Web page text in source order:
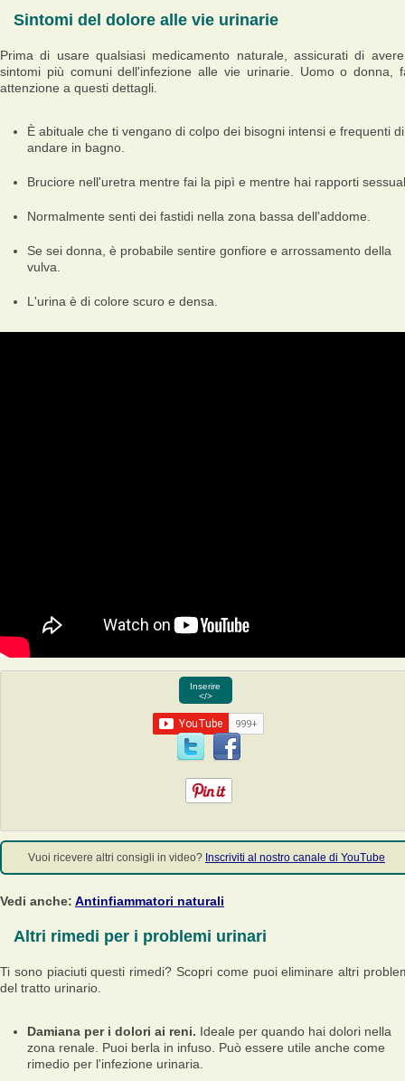
Sintomi del dolore alle vie urinarie
Prima di usare qualsiasi medicamento naturale, assicurati di
sintomi più comuni dell'infezione alle vie urinarie. Uomo o donna,
attenzione a questi dettagli.
È abituale che ti vengano di colpo dei bisogni intensi e frequenti di
andare in bagno.
Bruciore nell'uretra mentre fai la pipì e mentre hai rapporti
Normalmente senti dei fastidi nella zona bassa dell'addome.
Se sei donna, è probabile sentire gonfiore e arrossamento della
vulva.
L'urina è di colore scuro e densa.
Inserire
</>
Vuoi ricevere altri consigli in video? Inscriviti al nostro canale di YouTube
Vedi anche: Antinfiammatori naturali
Altri rimedi per i problemi urinari
Ti sono piaciuti questi rimedi? Scopri come puoi eliminare altri
del tratto urinario.
Damiana per i dolori ai reni. Ideale per quando hai dolori nella
zona renale. Puoi berla in infuso. Può essere utile anche come
rimedio per l'infezione urinaria.